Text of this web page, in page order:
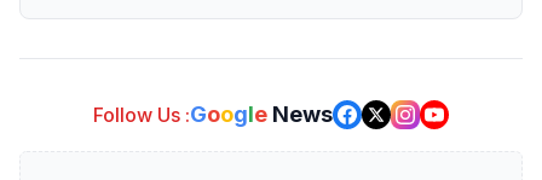
Follow Us :Google News